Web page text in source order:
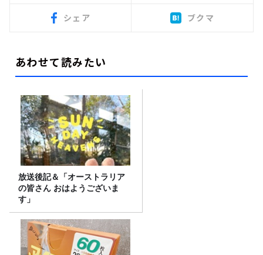
シェア ブクマ
あわせて読みたい
放送後記＆「オーストラリア
の皆さん おはようございま
す」